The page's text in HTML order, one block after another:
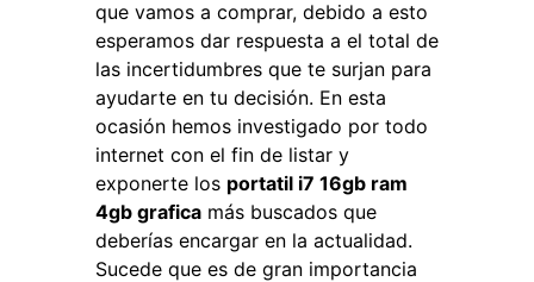
que vamos a comprar, debido a esto
esperamos dar respuesta a el total de
las incertidumbres que te surjan para
ayudarte en tu decisión. En esta
ocasión hemos investigado por todo
internet con el fin de listar y
exponerte los portatil i7 16gb ram
4gb grafica más buscados que
deberías encargar en la actualidad.
Sucede que es de gran importancia